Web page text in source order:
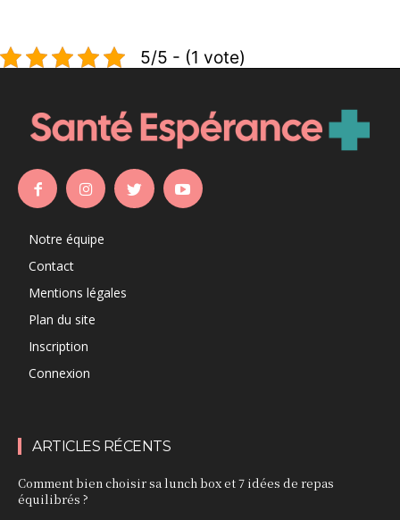
5/5 - (1 vote)
Notre équipe
Contact
Mentions légales
Plan du site
Inscription
Connexion
ARTICLES RÉCENTS
Comment bien choisir sa lunch box et 7 idées de repas
équilibrés ?